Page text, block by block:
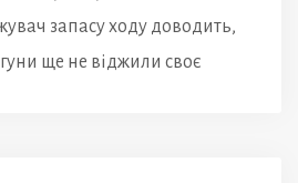
запасу ходу доводить,
ще не віджили своє